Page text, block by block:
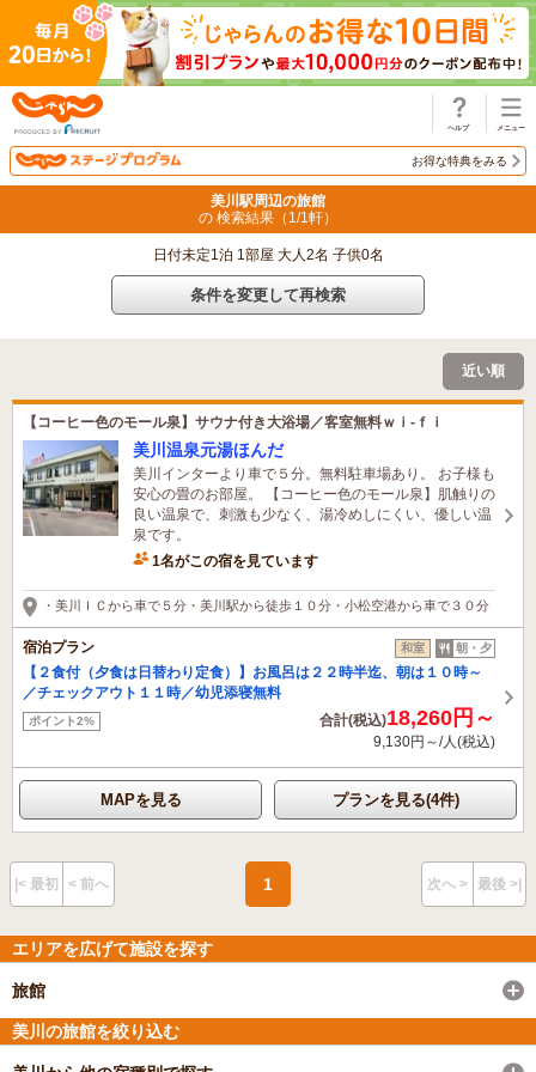
お得な特典をみる
美川駅周辺の旅館
の 検索結果（ 1 /1 軒）
日付未定1泊 1部屋 大人2名 子供0名
条件を変更して再検索
近い順
【コーヒー色のモール泉】サウナ付き大浴場／客室無料ｗｉ‐ｆｉ
美川温泉元湯ほんだ
美川インターより車で５分。無料駐車場あり。 お子様も
安心の畳のお部屋。 【コーヒー色のモール泉】肌触りの
良い温泉で、刺激も少なく、湯冷めしにくい、優しい温
泉です。
1名がこの宿を見ています
・美川ＩＣから車で５分・美川駅から徒歩１０分・小松空港から車で３０分
宿泊プラン 和室 朝・夕
【２食付（夕食は日替わり定食）】お風呂は２２時半迄、朝は１０時～
／チェックアウト１１時／幼児添寝無料
ポイント2% 合計(税込)18,260円～
9,130円～/人(税込)
MAPを見る プランを見る(4件)
|< 最初 < 前へ 1 次へ > 最後 >|
エリアを広げて施設を探す
旅館
美川の旅館を絞り込む